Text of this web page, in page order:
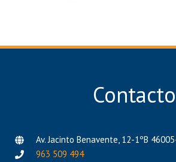
Contacto
Av. Jacinto Benavente, 12-1ºB
963 509 494